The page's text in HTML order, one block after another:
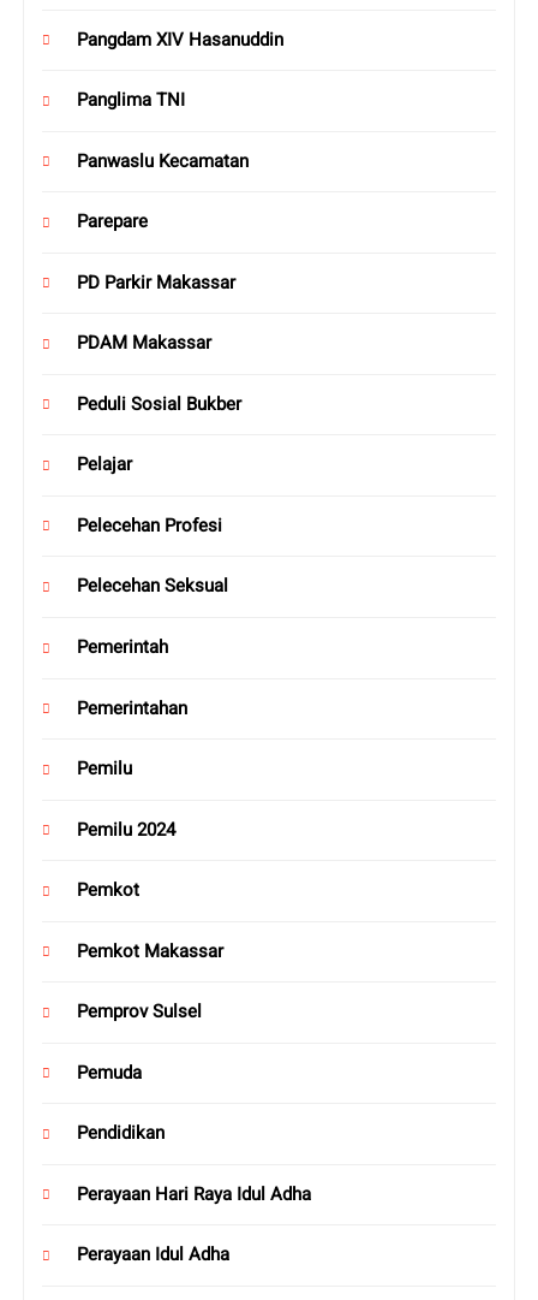
Pangdam XIV Hasanuddin
Panglima TNI
Panwaslu Kecamatan
Parepare
PD Parkir Makassar
PDAM Makassar
Peduli Sosial Bukber
Pelajar
Pelecehan Profesi
Pelecehan Seksual
Pemerintah
Pemerintahan
Pemilu
Pemilu 2024
Pemkot
Pemkot Makassar
Pemprov Sulsel
Pemuda
Pendidikan
Perayaan Hari Raya Idul Adha
Perayaan Idul Adha